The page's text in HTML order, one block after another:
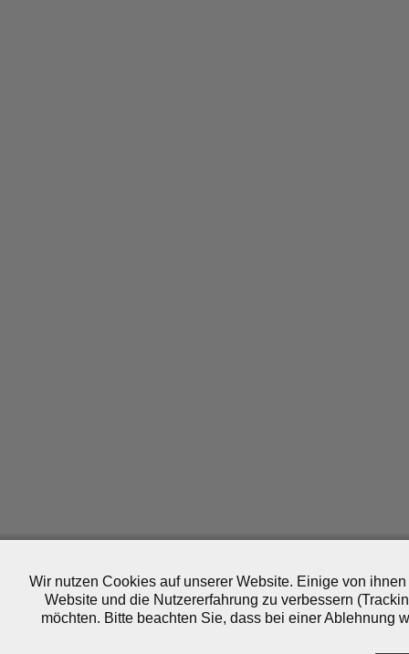
Wir nutzen Cookies auf unserer Website. Einige von
Website und die Nutzererfahrung zu verbessern
möchten. Bitte beachten Sie, dass bei einer Ablehnung